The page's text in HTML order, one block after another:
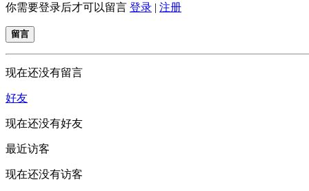
你需要登录后才可以留言 登录 | 注册
留言
现在还没有留言
好友
现在还没有好友
最近访客
现在还没有访客